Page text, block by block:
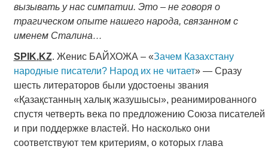
вызывать у нас симпатии. Это – не говоря о
трагическом опыте нашего народа, связанном с
именем Сталина…
SPIK.KZ. Женис БАЙХОЖА – «Зачем Казахстану
народные писатели? Народ их не читает» — Сразу
шесть литераторов были удостоены звания
«Қазақстанның халық жазушысы», реанимированного
спустя четверть века по предложению Союза писателей
и при поддержке властей. Но насколько они
соответствуют тем критериям, о которых глава